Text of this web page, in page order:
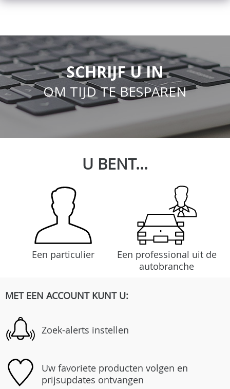
SCHRIJF U IN
OM TIJD TE BESPAREN
U BENT...
Een particulier
Een professional uit de
autobranche
MET EEN ACCOUNT KUNT U:
Zoek-alerts instellen
Uw favoriete producten volgen en
prijsupdates ontvangen